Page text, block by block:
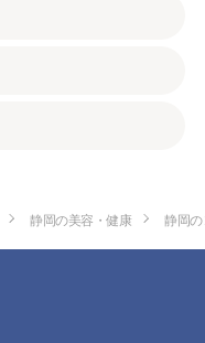
静岡の美容・健康 静岡